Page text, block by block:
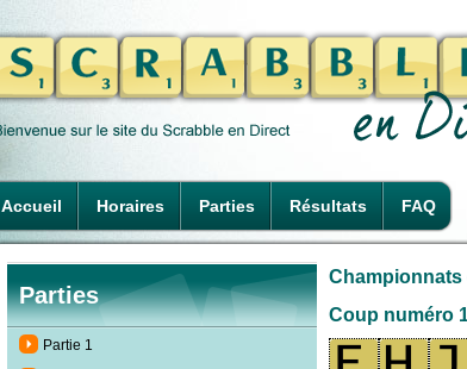
Accueil Horaires Parties Résultats FAQ
Parties
Partie 1
Championnats
Coup numéro